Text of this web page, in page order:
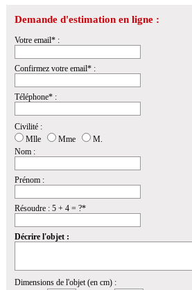
Demande d'estimation en ligne :
Votre email* :
Confirmez votre email* :
Téléphone* :
Civilité :
Mlle
Mme
M.
Nom :
Prénom :
Résoudre : 5 + 4 = ?*
Décrire l'objet :
Dimensions de l'objet (en cm) :